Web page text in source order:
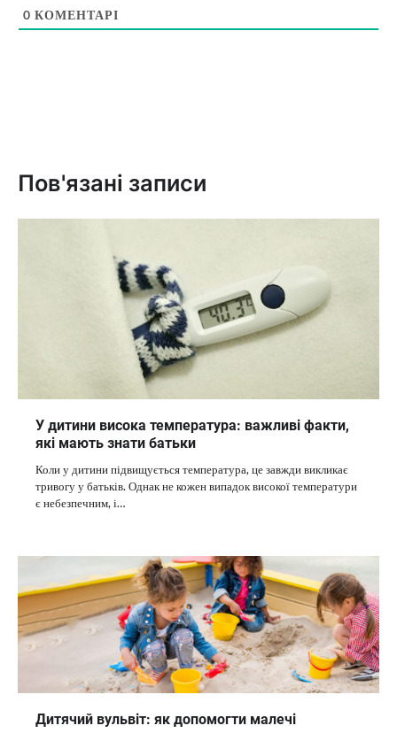
0 КОМЕНТАРІ
Пов'язані записи
У дитини висока температура: важливі факти,
які мають знати батьки
Коли у дитини підвищується температура, це завжди викликає
тривогу у батьків. Однак не кожен випадок високої температури
є небезпечним, і…
Дитячий вульвіт: як допомогти малечі